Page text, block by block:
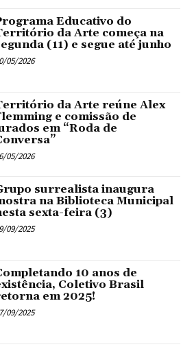
Educativo do
da Arte começa na
(11) e segue até junho
05/2026
da Arte reúne Alex
e comissão de
em “Roda de
05/2026
surrealista inaugura
na Biblioteca Municipal
sexta-feira (3)
09/2025
10 anos de
Coletivo Brasil
em 2025!
09/2025